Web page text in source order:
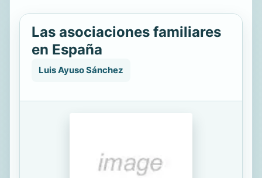
Las asociaciones familiares
en España
Luis Ayuso Sánchez